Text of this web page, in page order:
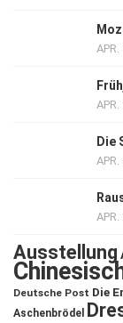
Die
Ausstellung
Deutsche Post Die
Aschenbrödel